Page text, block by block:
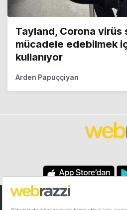
Tayland, Corona virüs
mücadele edebilmek
kullanıyor
Arden Papuççiyan